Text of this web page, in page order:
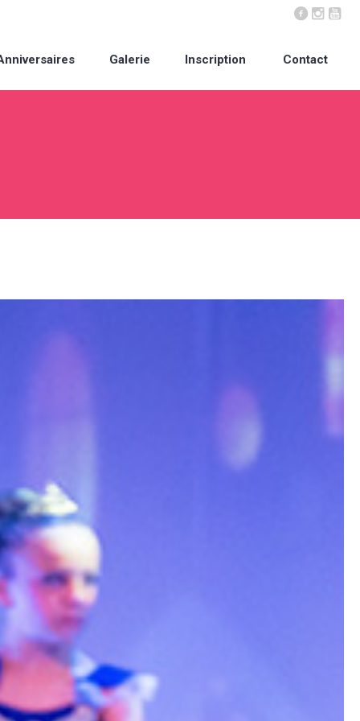
Galerie Inscription Contact